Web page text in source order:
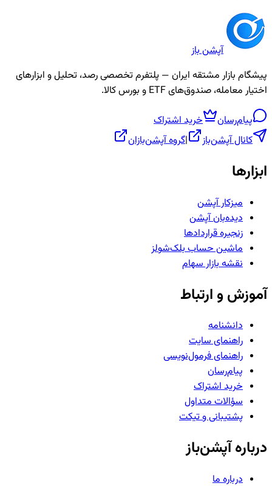
آپشن باز
پیشگام بازار مشتقه ایران — پلتفرم تخصصی رصد، تحلیل و ابزارهای
اختیار معامله، صندوق‌های ETF و بورس کالا.
پیام‌رسان
خرید اشتراک
کانال آپشن‌باز
|گروه آپشن‌بازان
ابزارها
میزکار آپشن
دیده‌بان آپشن
زنجیره قراردادها
ماشین حساب بلک‌شولز
نقشه بازار سهام
آموزش و ارتباط
دانشنامه
راهنمای سایت
راهنمای فرمول‌نویسی
پیام‌رسان
خرید اشتراک
سؤالات متداول
پشتیبانی و تیکت
درباره آپشن‌باز
درباره ما